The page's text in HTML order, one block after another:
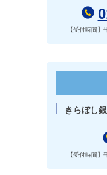
【受付時間
きらぼし
【受付時間